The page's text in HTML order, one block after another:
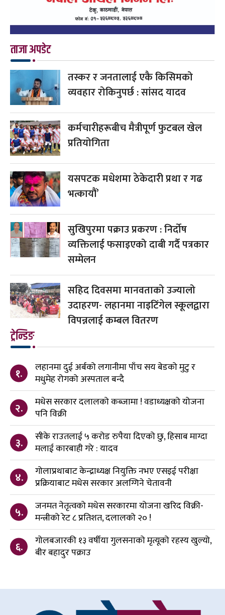
ताजा अपडेट
तस्कर र जनतालाई एकै किसिमको
व्यवहार रोकिनुपर्छ : सांसद यादव
कर्मचारीहरूबीच मैत्रीपूर्ण फुटबल खेल
प्रतियोगिता
यसपटक मधेशमा ठेकेदारी प्रथा र गढ
भत्कायौं’
सुखिपुरमा पक्राउ प्रकरण : निर्दोष
व्यक्तिलाई फसाइएको दाबी गर्दै पत्रकार
सम्मेलन
सहिद दिवसमा मानवताको उज्यालो
उदाहरण- लहानमा नाइटिंगेल स्कूलद्वारा
विपन्नलाई कम्बल वितरण
ट्रेन्डिङ
१.
लहानमा दुई अर्बको लगानीमा पाँच सय बेडको मुटु र
मधुमेह रोगको अस्पताल बन्दै
२.
मधेस सरकार दलालको कब्जामा ! वडाध्यक्षको योजना
पनि विक्री
३.
सीके राउतलाई ५ करोड रुपैया दिएको छु, हिसाब माग्दा
मलाई कारबाही गरे : यादव
४.
गोलाप्रथाबाट केन्द्राध्यक्ष नियुक्ति नभए एसइई परीक्षा
प्रक्रियाबाट मधेस सरकार अलग्गिने चेतावनी
५.
जनमत नेतृत्वको मधेस सरकारमा योजना खरिद विक्री-
मन्त्रीको रेट ८ प्रतिशत, दलालको २० !
६.
गोलबजारकी १३ वर्षीया गुलसनाको मृत्यूको रहस्य खुल्यो,
बीर बहादुर पक्राउ